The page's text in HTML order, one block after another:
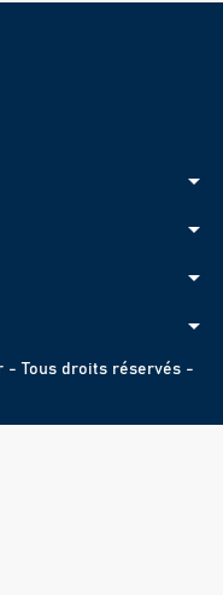
arrow_drop_down
arrow_drop_down
arrow_drop_down
arrow_drop_down
- Tous droits réservés -